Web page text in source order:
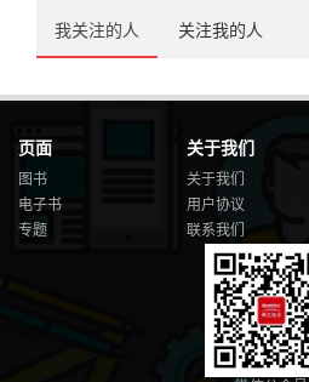
我关注的人 关注我的人
页面
图书
电子书
专题
关于我们
关于我们
用户协议
联系我们